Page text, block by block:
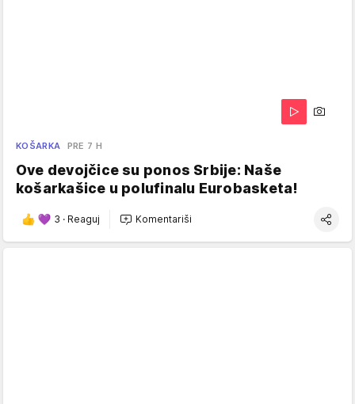
KOŠARKA PRE 7 H
Ove devojčice su ponos Srbije: Naše
košarkašice u polufinalu Eurobasketa!
3 · Reaguj Komentariši